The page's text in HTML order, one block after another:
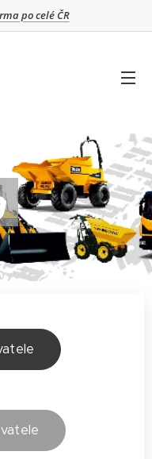
po celé ČR